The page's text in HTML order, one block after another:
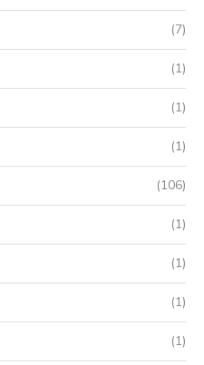
(7)
(1)
(1)
(1)
(106)
(1)
(1)
(1)
(1)